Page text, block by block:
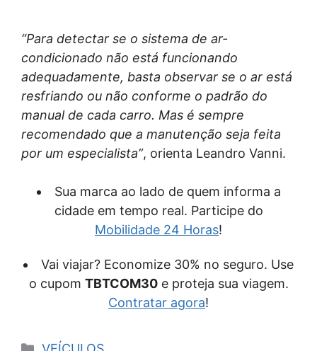
“Para detectar se o sistema de ar-
condicionado não está funcionando
adequadamente, basta observar se o ar está
resfriando ou não conforme o padrão do
manual de cada carro. Mas é sempre
recomendado que a manutenção seja feita
por um especialista”, orienta Leandro Vanni.
Sua marca ao lado de quem informa a
cidade em tempo real. Participe do
Mobilidade 24 Horas!
Vai viajar? Economize 30% no seguro. Use
o cupom TBTCOM30e proteja sua viagem.
Contratar agora!
Categorias